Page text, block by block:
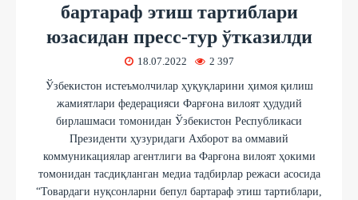
бартараф этиш тартиблари
юзасидан пресс-тур ўтказилди
18.07.2022 2 397
Ўзбекистон истеъмолчилар ҳуқуқларини ҳимоя қилиш
жамиятлари федерацияси Фарғона вилоят ҳудудий
бирлашмаси томонидан Ўзбекистон Республикаси
Президенти ҳузуридаги Ахборот ва оммавий
коммуникациялар агентлиги ва Фарғона вилоят ҳокими
томонидан тасдиқланган медиа тадбирлар режаси асосида
“Товардаги нуқсонларни бепул бартараф этиш тартиблари,